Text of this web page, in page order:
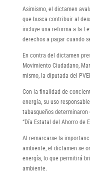
Asimismo, el dictamen
que busca contribuir al
incluye una reforma a la
derechos a pagar cuando
En contra del dictamen
Movimiento Ciudadano,
mismo, la diputada del
Con la finalidad de
energía, su uso
tabasqueños
“Día Estatal del Ahorro de
Al remarcarse la
ambiente, el dictamen se
energía, lo que permitirá
ambiente.